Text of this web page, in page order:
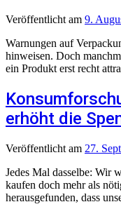
Veröffentlicht am 9.
Warnungen auf
hinweisen. Doch
ein Produkt erst recht
erhöht die
Veröffentlicht am 27.
Jedes Mal dasselbe: Wir
kaufen doch mehr als
herausgefunden, dass